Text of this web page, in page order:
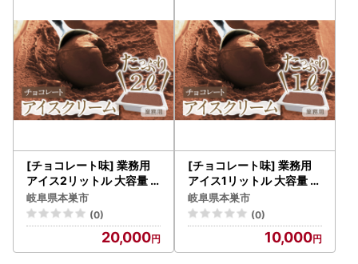
ーツ [0263]
[チョコレート味] 業務用
アイス2リットル 大容量
アイスクリーム 大容量 ア
イスクリーム 訳あり 訳ア
リ 北海道産 純 生クリーム
牛乳 国産 岐阜県 本巣市 卵
無添加 甘い スイーツ デザ
岐阜県本巣市
(0)
20,000
[チョコレート味] 業務用
アイス1リットル 大容量 ア
イスクリーム 大容量 アイ
スクリーム 訳あり 訳アリ
北海道産 純 生クリーム 牛
乳 国産 岐阜県 本巣市 卵
無添加 甘い スイーツ デザ
岐阜県本巣市
(0)
10,000